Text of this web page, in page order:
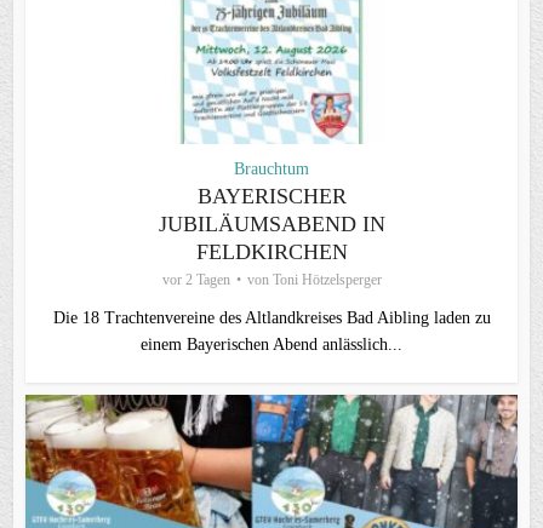
Brauchtum
BAYERISCHER
JUBILÄUMSABEND IN
FELDKIRCHEN
vor 2 Tagen von Toni Hötzelsperger
Die 18 Trachtenvereine des Altlandkreises Bad Aibling laden zu
einem Bayerischen Abend anlässlich...